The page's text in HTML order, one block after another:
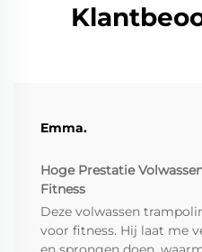
Emma.
Hoge Prestatie
Fitness
Deze volwassen
voor fitness. Hij laat me